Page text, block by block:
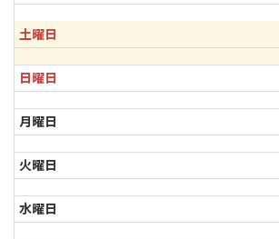
土曜日
日曜日
月曜日
火曜日
水曜日